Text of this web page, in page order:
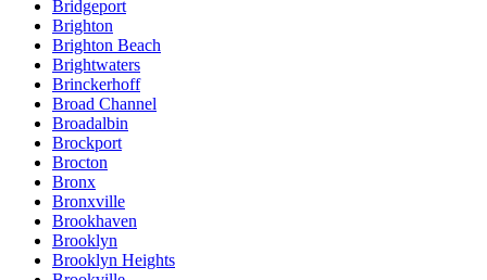
Bridgeport
Brighton
Brighton Beach
Brightwaters
Brinckerhoff
Broad Channel
Broadalbin
Brockport
Brocton
Bronx
Bronxville
Brookhaven
Brooklyn
Brooklyn Heights